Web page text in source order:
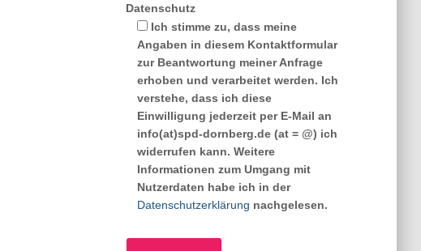
Datenschutz
Ich stimme zu, dass meine
Angaben in diesem Kontaktformular
zur Beantwortung meiner Anfrage
erhoben und verarbeitet werden. Ich
verstehe, dass ich diese
Einwilligung jederzeit per E-Mail an
info(at)spd-dornberg.de (at = @) ich
widerrufen kann. Weitere
Informationen zum Umgang mit
Nutzerdaten habe ich in der
Datenschutzerklärung nachgelesen.